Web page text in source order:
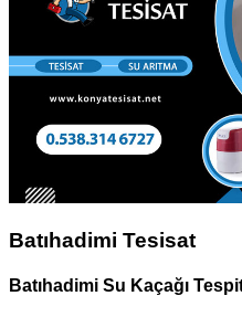
Batıhadimi Tesisat
Batıhadimi Su Kaçağı